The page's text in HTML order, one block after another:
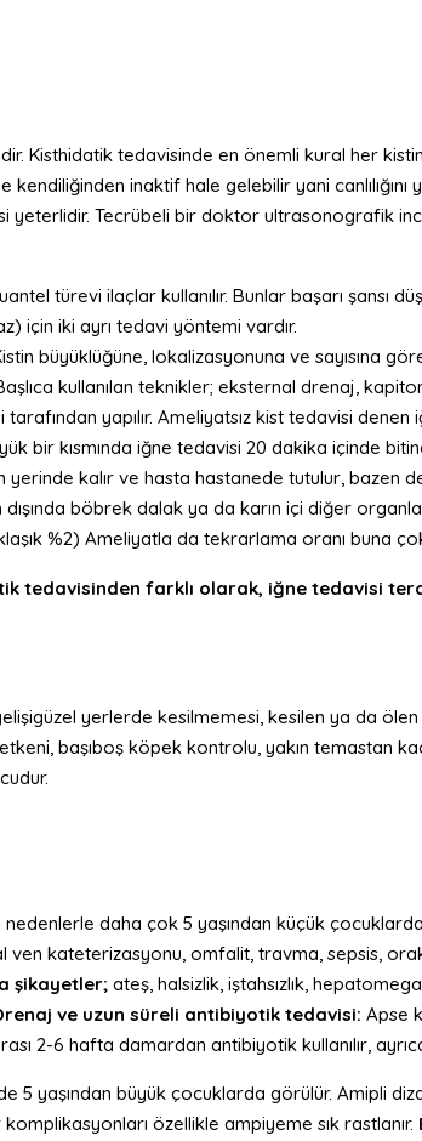
Kisthidatik tedavisinde en önemli kural her
inaktif hale gelebilir yani
Tecrübeli bir doktor ultrasonografik
türevi ilaçlar kullanılır. Bunlar başarı şansı
için iki ayrı tedavi yöntemi vardır.
büyüklüğüne, lokalizasyonuna ve sayısına
kullanılan teknikler; eksternal drenaj,
yapılır. Ameliyatsız kist tedavisi
bir kısmında iğne tedavisi 20 dakika içinde
kalır ve hasta hastanede tutulur, bazen
böbrek dalak ya da karın içi diğer
%2) Ameliyatla da tekrarlama oranı buna çok
tedavisinden farklı olarak, iğne tedavisi
yerlerde kesilmemesi, kesilen ya da
başıboş köpek kontrolu, yakın temastan
daha çok 5 yaşından küçük
kateterizasyonu, omfalit, travma, sepsis,
şikayetler; ateş, halsizlik, iştahsızlık,
ve uzun süreli antibiyotik tedavisi: Apse
2-6 hafta damardan antibiyotik kullanılır,
5 yaşından büyük çocuklarda görülür. Amipli
özellikle ampiyeme sık rastlanır.